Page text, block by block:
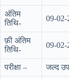
अंतिम
तिथि-
09-02-
फ़ी अंतिम
तिथि-
09-02-
परीक्षा – जल्द